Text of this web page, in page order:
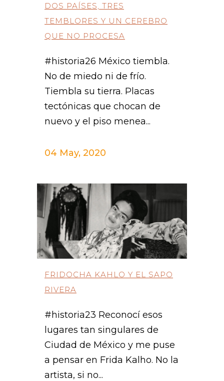
DOS PAÍSES, TRES
TEMBLORES Y UN CEREBRO
QUE NO PROCESA
#historia26 México tiembla.
No de miedo ni de frío.
Tiembla su tierra. Placas
tectónicas que chocan de
nuevo y el piso menea...
04 May, 2020
FRIDOCHA KAHLO Y EL SAPO
RIVERA
#historia23 Reconocí esos
lugares tan singulares de
Ciudad de México y me puse
a pensar en Frida Kalho. No la
artista, si no...